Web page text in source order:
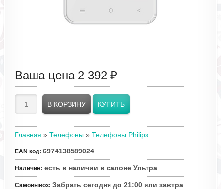
Ваша цена 2 392 ₽
Главная » Телефоны » Телефоны Philips
EAN код: 6974138589024
Наличие: есть в наличии в салоне Ультра
Самовывоз: Забрать сегодня до 21:00 или завтра